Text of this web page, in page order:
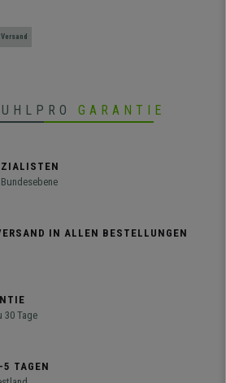
als
GARANTIE
IN ALLEN BESTELLUNGEN
30 Tage
TAGEN